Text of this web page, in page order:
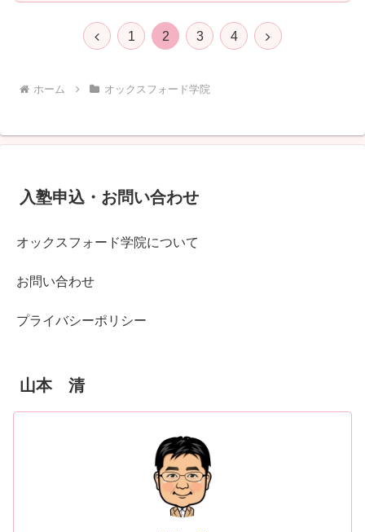
前
1 2 3 4
次
ホーム オックスフォード学院
入塾申込・お問い合わせ
オックスフォード学院について
お問い合わせ
プライバシーポリシー
山本 清